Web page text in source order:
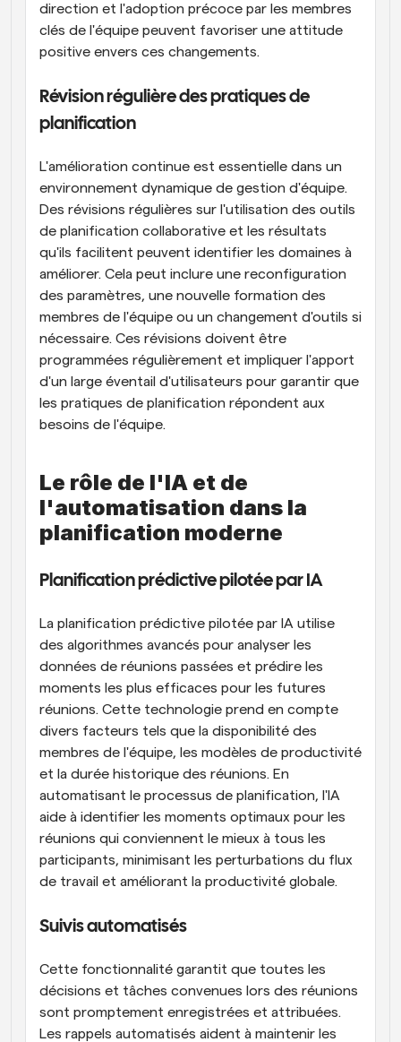
direction et l'adoption précoce par les membres
clés de l'équipe peuvent favoriser une attitude
positive envers ces changements.
Révision régulière des pratiques de
planification
L'amélioration continue est essentielle dans un
environnement dynamique de gestion d'équipe.
Des révisions régulières sur l'utilisation des outils
de planification collaborative et les résultats
qu'ils facilitent peuvent identifier les domaines à
améliorer. Cela peut inclure une reconfiguration
des paramètres, une nouvelle formation des
membres de l'équipe ou un changement d'outils si
nécessaire. Ces révisions doivent être
programmées régulièrement et impliquer l'apport
d'un large éventail d'utilisateurs pour garantir que
les pratiques de planification répondent aux
besoins de l'équipe.
Le rôle de l'IA et de
l'automatisation dans la
planification moderne
Planification prédictive pilotée par IA
La planification prédictive pilotée par IA utilise
des algorithmes avancés pour analyser les
données de réunions passées et prédire les
moments les plus efficaces pour les futures
réunions. Cette technologie prend en compte
divers facteurs tels que la disponibilité des
membres de l'équipe, les modèles de productivité
et la durée historique des réunions. En
automatisant le processus de planification, l'IA
aide à identifier les moments optimaux pour les
réunions qui conviennent le mieux à tous les
participants, minimisant les perturbations du flux
de travail et améliorant la productivité globale.
Suivis automatisés
Cette fonctionnalité garantit que toutes les
décisions et tâches convenues lors des réunions
sont promptement enregistrées et attribuées.
Les rappels automatisés aident à maintenir les